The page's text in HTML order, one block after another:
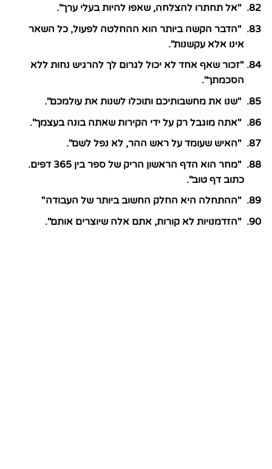
"אל תחתרו להצלחה, שאפו להיות בעלי ערך".
"הדבר הקשה ביותר הוא ההחלטה לפעול, כל השאר
אינו אלא עקשנות".
"זכור שאף אחד לא יכול לגרום לך להרגיש נחות ללא
הסכמתך".
"שנו את מחשבותיכם ותוכלו לשנות את עולמכם".
"אתה מוגבל רק על ידי הקירות שאתה בונה בעצמך".
"האיש שעומד על ראש ההר, לא נפל לשם".
"מחר הוא הדף הראשון הריק של ספר בין 365 דפים.
כתוב דף טוב".
"ההתחלה היא החלק החשוב ביותר של העבודה"
"הזדמנויות לא קורות, אתם אלה שיוצרים אותם".